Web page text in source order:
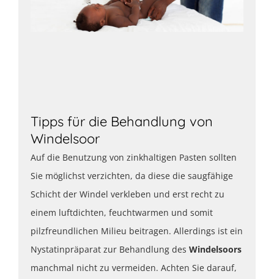
Tipps für die Behandlung von
Windelsoor
Auf die Benutzung von zinkhaltigen Pasten sollten
Sie möglichst verzichten, da diese die saugfähige
Schicht der Windel verkleben und erst recht zu
einem luftdichten, feuchtwarmen und somit
pilzfreundlichen Milieu beitragen. Allerdings ist ein
Nystatinpräparat zur Behandlung des Windelsoors
manchmal nicht zu vermeiden. Achten Sie darauf,